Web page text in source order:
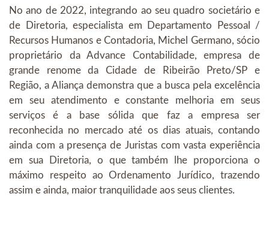
No ano de 2022, integrando ao seu quadro societário e
de Diretoria, especialista em Departamento Pessoal /
Recursos Humanos e Contadoria, Michel Germano, sócio
proprietário da Advance Contabilidade, empresa de
grande renome da Cidade de Ribeirão Preto/SP e
Região, a Aliança demonstra que a busca pela excelência
em seu atendimento e constante melhoria em seus
serviços é a base sólida que faz a empresa ser
reconhecida no mercado até os dias atuais, contando
ainda com a presença de Juristas com vasta experiência
em sua Diretoria, o que também lhe proporciona o
máximo respeito ao Ordenamento Jurídico, trazendo
assim e ainda, maior tranquilidade aos seus clientes.